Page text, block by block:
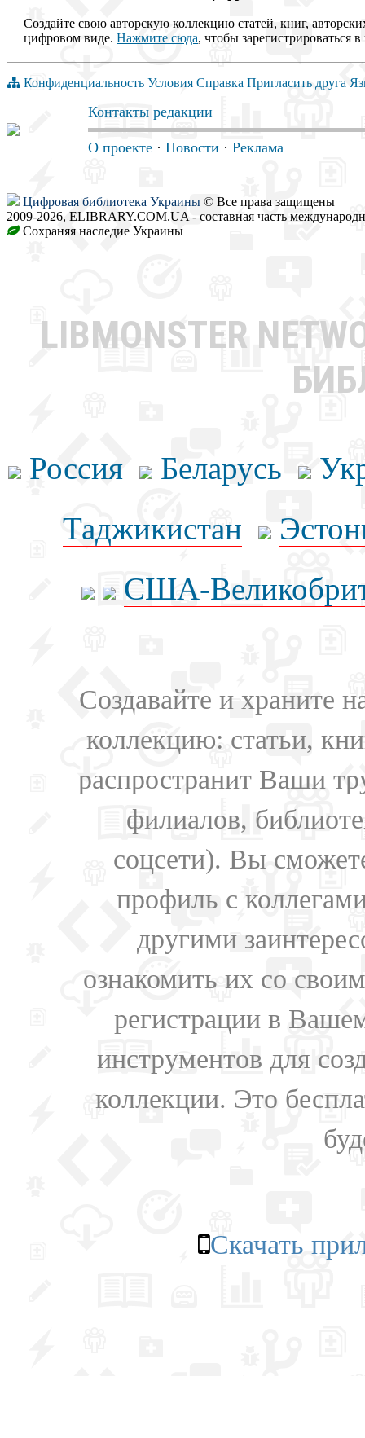
Создайте свою авторскую коллекцию статей, книг,
цифровом виде. Нажмите сюда, чтобы зарегистрироваться в
Конфиденциальность Условия Справка Пригласить друга
Контакты редакции
О проекте · Новости · Реклама
Цифровая библиотека Украины © Все права защищены
2009-2026, ELIBRARY.COM.UA - составная часть
Сохраняя наследие Украины
LIBMONSTER
Россия Беларусь
Таджикистан
США-
Создавайте и храните
коллекцию: статьи,
распространит Ваши
филиалов,
соцсети). Вы
профиль с
другими
ознакомить их со
регистрации в
инструментов для
коллекции. Это
Скачать